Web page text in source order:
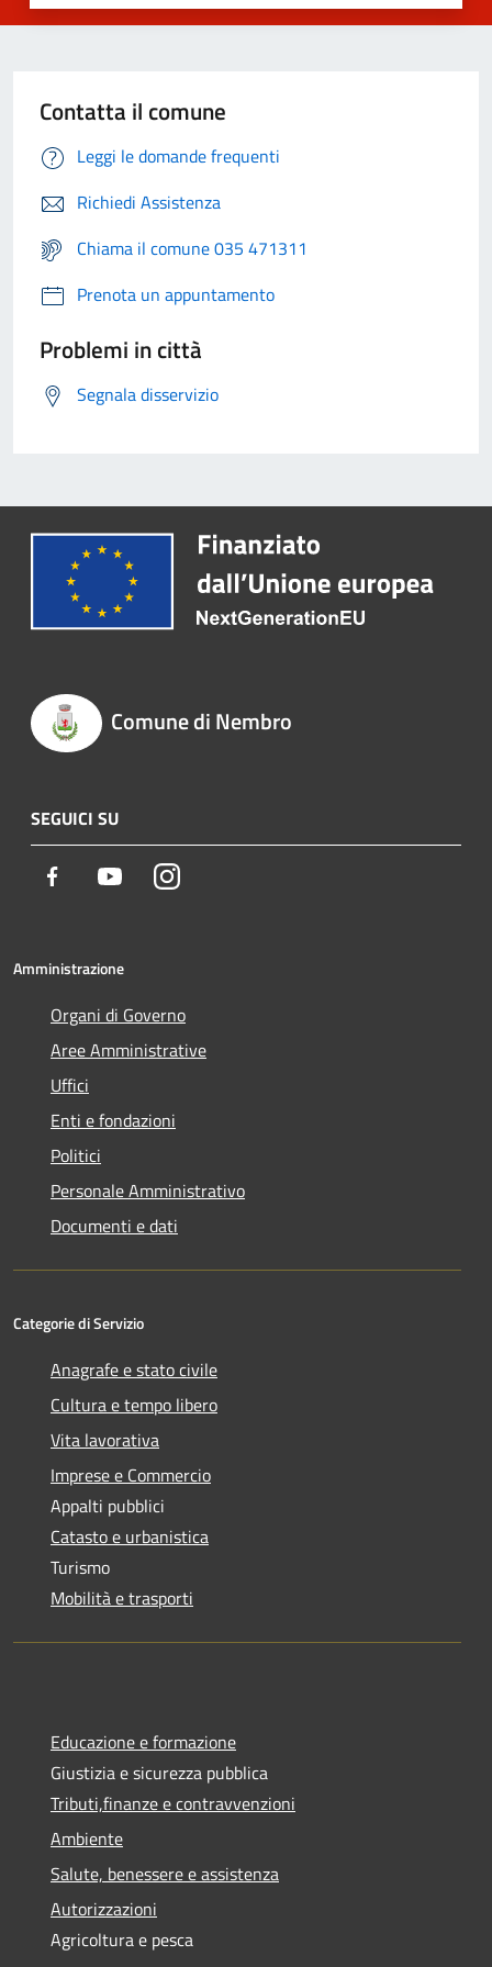
Contatta il comune
Leggi le domande frequenti
Richiedi Assistenza
Chiama il comune 035 471311
Prenota un appuntamento
Problemi in città
Segnala disservizio
Comune di Nembro
SEGUICI SU
Facebook YoutubeInstagram
Amministrazione
Organi di Governo
Aree Amministrative
Uffici
Enti e fondazioni
Politici
Personale Amministrativo
Documenti e dati
Categorie di Servizio
Anagrafe e stato civile
Cultura e tempo libero
Vita lavorativa
Imprese e Commercio
Appalti pubblici
Catasto e urbanistica
Turismo
Mobilità e trasporti
Educazione e formazione
Giustizia e sicurezza pubblica
Tributi,finanze e contravvenzioni
Ambiente
Salute, benessere e assistenza
Autorizzazioni
Agricoltura e pesca